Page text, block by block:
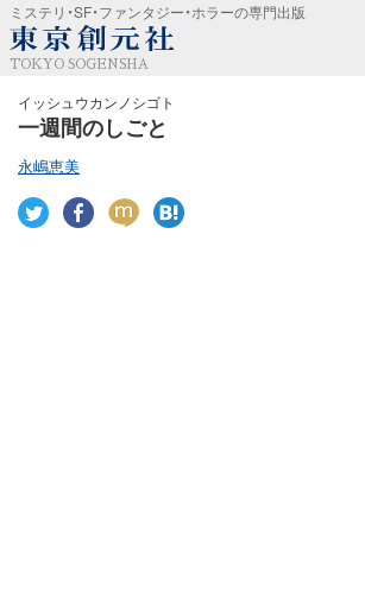
ミステリ・SF・ファンタジー・ホラーの専門出版
TOKYO SOGENSHA
イッシュウカンノシゴト
一週間のしごと
永嶋恵美